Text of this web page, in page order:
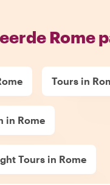
Rome
Tours in
in Rome
Tours in Rome